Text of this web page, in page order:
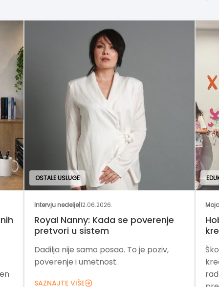
EDUKATIVNE USLUGE
Moja franšiza|25.05.2026.
Hobotnica – mesto gde deca uče
kreativno
Školica Hobotnica kroz igru,
kreativnost i praktičan rad razvija